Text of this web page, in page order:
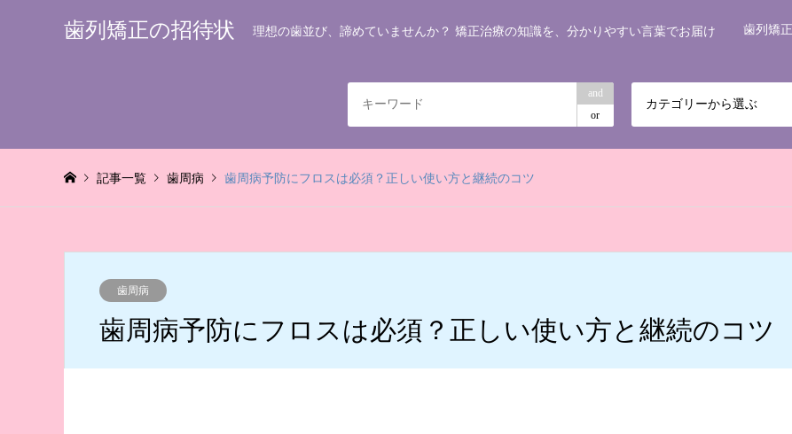
歯列矯正の招待状 理想の歯並び、諦めていませんか？ 矯正治療の知識を、分かりやすい言葉でお届け 歯列矯正
and
or
カテゴリーから選ぶ
記事一覧 歯周病 歯周病予防にフロスは必須？正しい使い方と継続のコツ
歯周病
歯周病予防にフロスは必須？正しい使い方と継続のコツ